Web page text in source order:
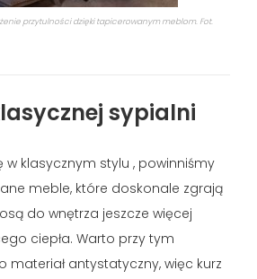
przytulności dzięki tapicerowanym meblom. Fot.
sypialni
w klasycznym stylu , powinniśmy
meble, które doskonale zgrają
do wnętrza jeszcze więcej
ciepła. Warto przy tym
materiał antystatyczny, więc kurz